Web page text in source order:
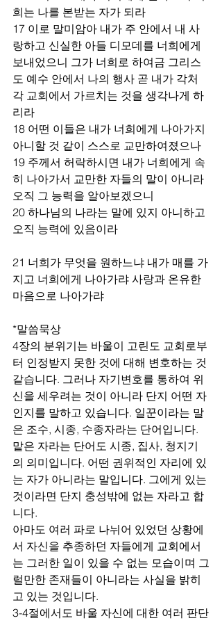
희는 나를 본받는 자가 되라
17 이로 말미암아 내가 주 안에서 내 사
랑하고 신실한 아들 디모데를 너희에게
보내었으니 그가 너희로 하여금 그리스
도 예수 안에서 나의 행사 곧 내가 각처
각 교회에서 가르치는 것을 생각나게 하
리라
18 어떤 이들은 내가 너희에게 나아가지
아니할 것 같이 스스로 교만하여졌으나
19 주께서 허락하시면 내가 너희에게 속
히 나아가서 교만한 자들의 말이 아니라
오직 그 능력을 알아보겠으니
20 하나님의 나라는 말에 있지 아니하고
오직 능력에 있음이라
21 너희가 무엇을 원하느냐 내가 매를 가
지고 너희에게 나아가랴 사랑과 온유한
마음으로 나아가랴
*말씀묵상
4장의 분위기는 바울이 고린도 교회로부
터 인정받지 못한 것에 대해 변호하는 것
같습니다. 그러나 자기변호를 통하여 위
신을 세우려는 것이 아니라 단지 어떤 자
인지를 말하고 있습니다. 일꾼이라는 말
은 조수, 시종, 수종자라는 단어입니다.
맡은 자라는 단어도 시종, 집사, 청지기
의 의미입니다. 어떤 권위적인 자리에 있
는 자가 아니라는 말입니다. 그에게 있는
것이라면 단지 충성밖에 없는 자라고 합
니다.
아마도 여러 파로 나뉘어 있었던 상황에
서 자신을 추종하던 자들에게 교회에서
는 그러한 일이 있을 수 없는 모습이며 그
럴만한 존재들이 아니라는 사실을 밝히
고 있는 것입니다.
3-4절에서도 바울 자신에 대한 여러 판단